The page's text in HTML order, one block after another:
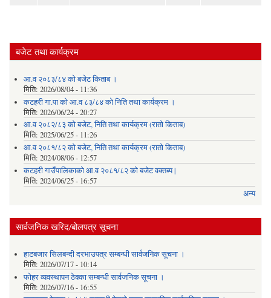
बजेट तथा कार्यक्रम
आ.व २०८३/८४ को बजेट किताब ।
मिति: 2026/08/04 - 11:36
कटहरी गा.पा को आ.व ८३/८४ को निति तथा कार्यक्रम ।
मिति: 2026/06/24 - 20:27
आ.व २०८२/८३ को बजेट, निति तथा कार्यक्रम (रातो किताब)
मिति: 2025/06/25 - 11:26
आ.व २०८१/८२ को बजेट, निति तथा कार्यक्रम (रातो किताब)
मिति: 2024/08/06 - 12:57
कटहरी गाउँपालिकाको आ.व २०८१/८२ को बजेट वक्तब्य |
मिति: 2024/06/25 - 16:57
अन्य
सार्वजनिक खरिद/बोलपत्र सूचना
हाटबजार सिलबन्दी दरभाउपत्र सम्बन्धी सार्वजनिक सूचना ।
मिति: 2026/07/17 - 10:14
फोहर व्यवस्थापन ठेक्का सम्बन्धी सार्वजनिक सूचना ।
मिति: 2026/07/16 - 16:55